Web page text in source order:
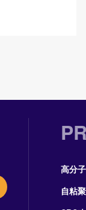
高分
自粘